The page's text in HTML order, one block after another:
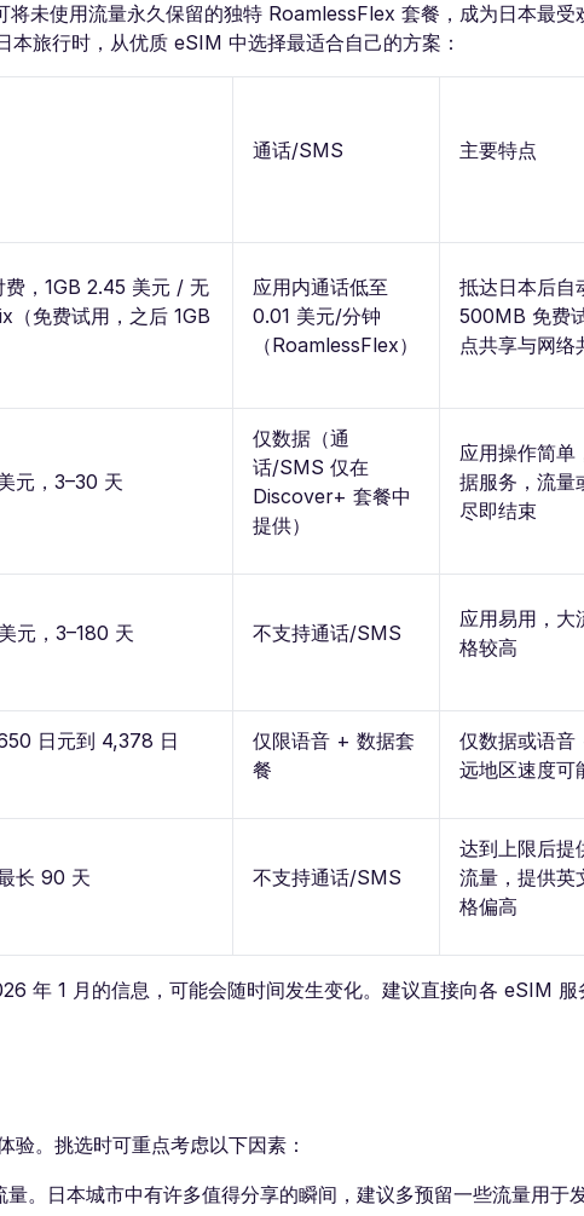
未使用流量永久保留的独特 RoamlessFlex 套餐，成为日本最受
旅行时，从优质 eSIM 中选择最适合自己的方案：
通话/SMS 主要特点
，1GB 2.45 美元 / 无
（免费试用，之后 1GB
应用内通话低至
0.01 美元/分钟
（RoamlessFlex）
抵达日本后自
500MB 免费
点共享与网络
元，3–30 天
仅数据（通
话/SMS 仅在
Discover+ 套餐中
提供）
应用操作简单
据服务，流量
尽即结束
元，3–180 天 不支持通话/SMS
应用易用，大
格较高
日元到 4,378 日
仅限语音 + 数据套
餐
仅数据或语音
远地区速度可
长 90 天 不支持通话/SMS
达到上限后提
流量，提供英
格偏高
年 1 月的信息，可能会随时间发生变化。建议直接向各 eSIM 服
。挑选时可重点考虑以下因素：
。日本城市中有许多值得分享的瞬间，建议多预留一些流量用于